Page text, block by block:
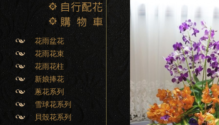
花雨盆花
花雨花束
花雨花柱
新娘捧花
蔥花系列
雪球花系列
貝殼花系列